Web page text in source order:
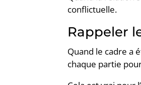
conflictuelle.
Rappeler
Quand le cadre a
chaque partie